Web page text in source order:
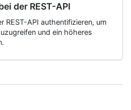
der REST-API
REST-API authentifizieren, um
und ein höheres